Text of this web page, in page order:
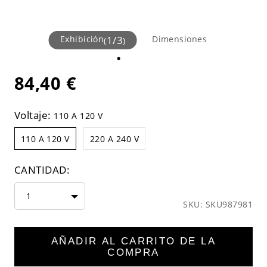
Exhibición(1/3) Dimensiones
84,40 €
Voltaje: 110 A 120 V
110 A 120 V 220 A 240 V
CANTIDAD:
1
SKU: SKU987981
AÑADIR AL CARRITO DE LA
COMPRA